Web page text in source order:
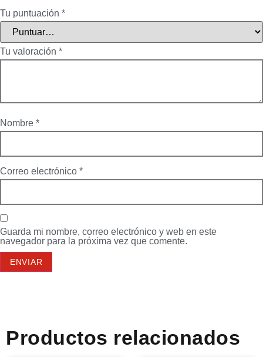
Tu puntuación *
Tu valoración *
Nombre *
Correo electrónico *
Guarda mi nombre, correo electrónico y web en este
navegador para la próxima vez que comente.
Productos relacionados